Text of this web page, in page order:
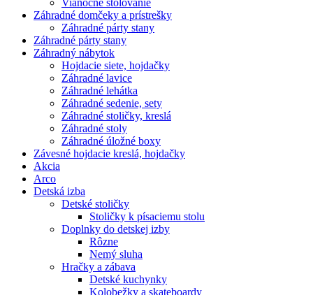
Vianočné stolovanie
Záhradné domčeky a prístrešky
Záhradné párty stany
Záhradné párty stany
Záhradný nábytok
Hojdacie siete, hojdačky
Záhradné lavice
Záhradné lehátka
Záhradné sedenie, sety
Záhradné stoličky, kreslá
Záhradné stoly
Záhradné úložné boxy
Závesné hojdacie kreslá, hojdačky
Akcia
Arco
Detská izba
Detské stoličky
Stoličky k písaciemu stolu
Doplnky do detskej izby
Rôzne
Nemý sluha
Hračky a zábava
Detské kuchynky
Kolobežky a skateboardy